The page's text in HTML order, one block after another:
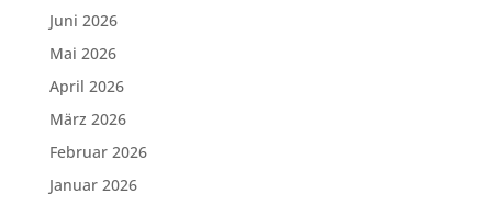
Juni 2026
Mai 2026
April 2026
März 2026
Februar 2026
Januar 2026